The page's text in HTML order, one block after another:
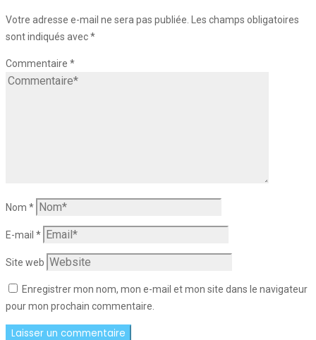
Votre adresse e-mail ne sera pas publiée. Les champs obligatoires
sont indiqués avec*
Commentaire *
Nom *
E-mail *
Site web
Enregistrer mon nom, mon e-mail et mon site dans le navigateur
pour mon prochain commentaire.